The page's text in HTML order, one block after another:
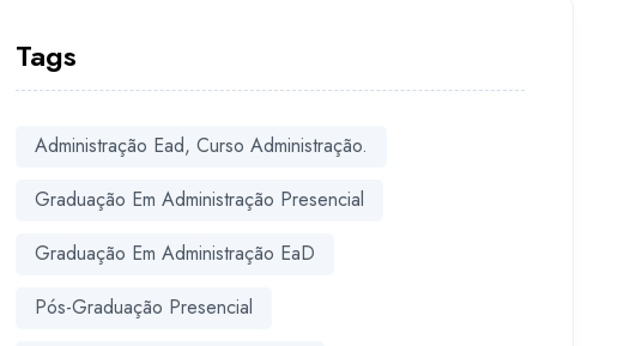
Tags
Administração Ead, Curso Administração.
Graduação Em Administração Presencial
Graduação Em Administração EaD
Pós-Graduação Presencial